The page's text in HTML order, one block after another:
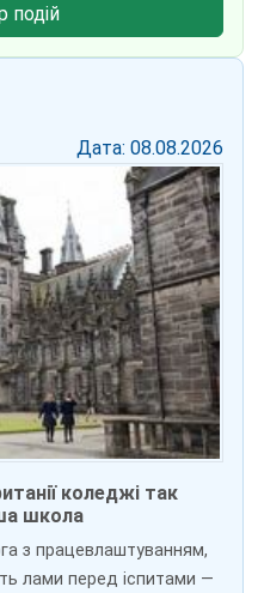
подій
Дата: 08.08.2026
коледжі так
школа
з працевлаштуванням,
лами перед іспитами —